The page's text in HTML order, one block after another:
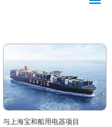
与上海宝和船用电器项目